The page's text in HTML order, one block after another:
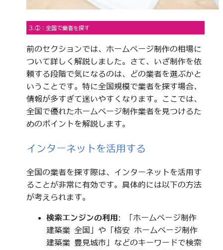
3.①：全国で業者を探す
前のセクションでは、ホームページ制作の相場に
ついて詳しく解説しました。さて、いざ制作を依
頼する段階で気になるのは、どの業者を選ぶかと
いうことです。特に全国規模で業者を探す場合、
情報が多すぎて迷いやすくなります。ここでは、
全国で優れたホームページ制作業者を見つけるた
めのポイントを解説します。
インターネットを活用する
全国の業者を探す際は、インターネットを活用す
ることが非常に有効です。具体的には以下の方法
が考えられます。
検索エンジンの利用 : 「ホームページ制作
建築業 全国」や「格安 ホームページ制作
建築業 豊見城市」などのキーワードで検索